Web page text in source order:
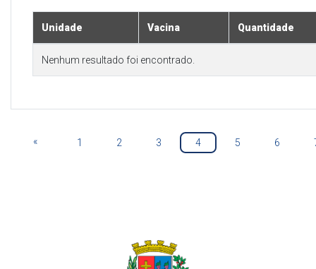
Unidade Vacina Quantidade
Nenhum resultado foi encontrado.
« 1 2 3 4 5 6